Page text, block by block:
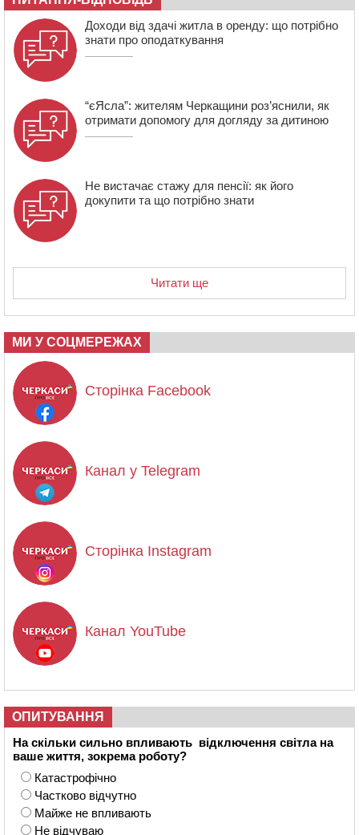
який відсидів термін у колонії
Доходи від здачі житла в оренду: що потрібно
знати про оподаткування
“єЯсла”: жителям Черкащини роз’яснили, як
отримати допомогу для догляду за дитиною
Не вистачає стажу для пенсії: як його
докупити та що потрібно знати
Читати ще
МИ У СОЦМЕРЕЖАХ
Сторінка Facebook
Канал у Telegram
Сторінка Instagram
Канал YouTube
ОПИТУВАННЯ
На скільки сильно впливають відключення світла на
ваше життя, зокрема роботу?
Катастрофічно
Частково відчутно
Майже не впливають
Не відчуваю